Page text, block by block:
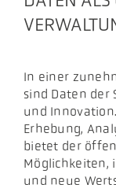
In einer
sind Daten der
und
Erhebung,
bietet der
Möglichkeiten,
und neue